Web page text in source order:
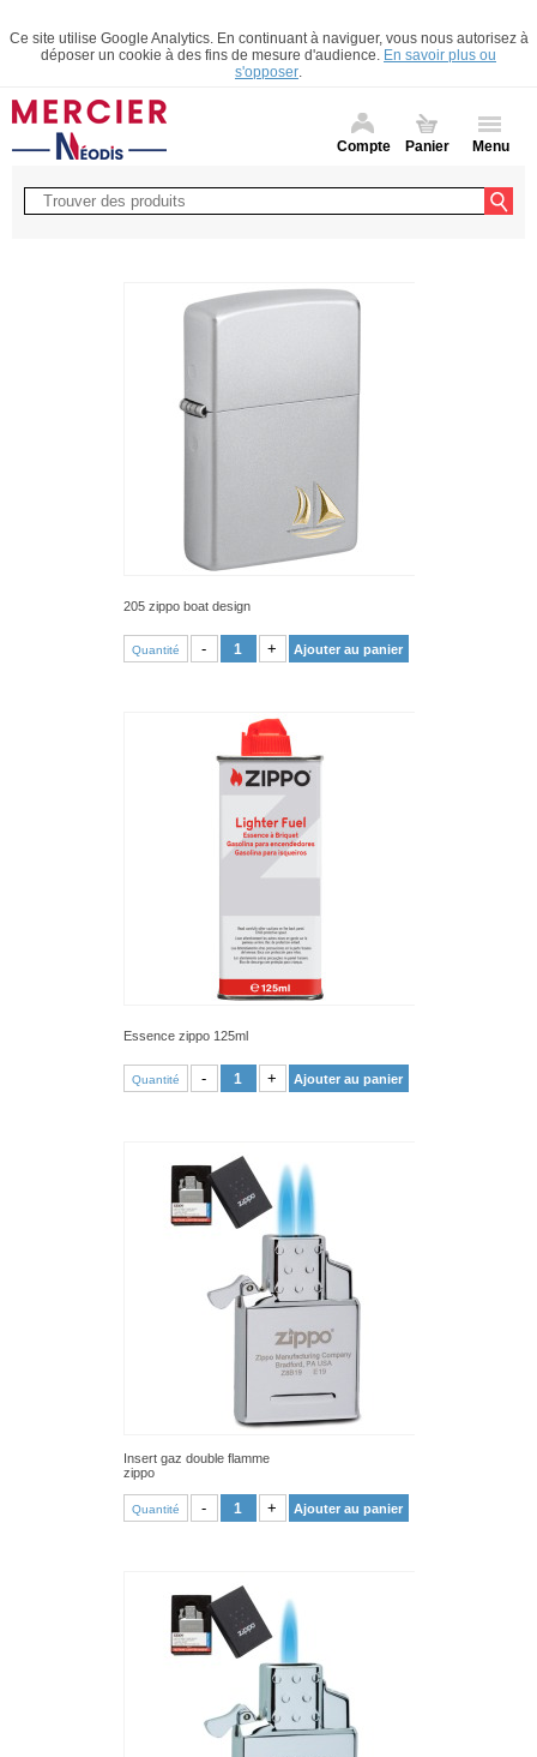
Ce site utilise Google Analytics. En continuant à naviguer, vous nous autorisez à
déposer un cookie à des fins de mesure d'audience. En savoir plus ou
s'opposer.
Compte Panier Menu
205 zippo boat design
Quantité - + Ajouter au panier
Essence zippo 125ml
Quantité - + Ajouter au panier
Insert gaz double flamme
zippo
Quantité - + Ajouter au panier